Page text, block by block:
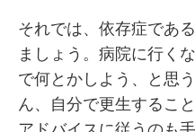
それでは、依存症であ
ましょう。病院に行く
で何とかしよう、と思
ん、自分で更生するこ